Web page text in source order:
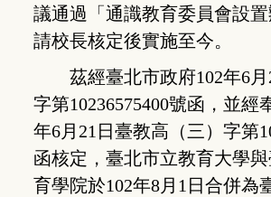
議通過「通識教育委員會設
請校長核定後實施至今。
茲經臺北市政府102年6月
字第10236575400號函，並經
年6月21日臺教高（三）字第
函核定，臺北市立教育大學
育學院於102年8月1日合併為